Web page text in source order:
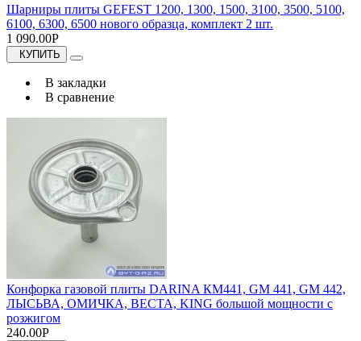
Шарниры плиты GEFEST 1200, 1300, 1500, 3100, 3500, 5100,
6100, 6300, 6500 нового образца, комплект 2 шт.
1 090.00Р
КУПИТЬ
В закладки
В сравнение
Конфорка газовой плиты DARINA КМ441, GM 441, GM 442,
ЛЫСЬВА, ОМИЧКА, ВЕСТА, KING большой мощности с
розжигом
240.00Р